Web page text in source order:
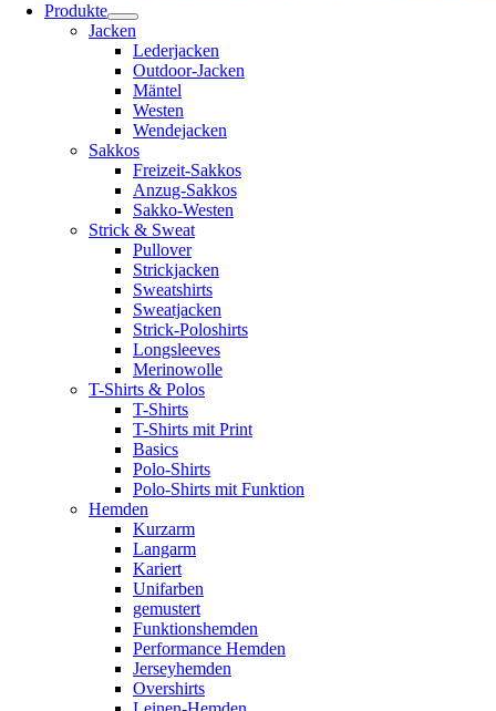
Produkte
Jacken
Lederjacken
Outdoor-Jacken
Mäntel
Westen
Wendejacken
Sakkos
Freizeit-Sakkos
Anzug-Sakkos
Sakko-Westen
Strick & Sweat
Pullover
Strickjacken
Sweatshirts
Sweatjacken
Strick-Poloshirts
Longsleeves
Merinowolle
T-Shirts & Polos
T-Shirts
T-Shirts mit Print
Basics
Polo-Shirts
Polo-Shirts mit Funktion
Hemden
Kurzarm
Langarm
Kariert
Unifarben
gemustert
Funktionshemden
Performance Hemden
Jerseyhemden
Overshirts